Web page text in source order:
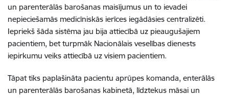
un parenterālās barošanas maisījumus un to ievadei
nepieciešamās medicīniskās ierīces iegādāsies centralizēti.
Iepriekš šāda sistēma jau bija attiecībā uz pieaugušajiem
pacientiem, bet turpmāk Nacionālais veselības dienests
iepirkumu veiks attiecībā uz visiem pacientiem.
Tāpat tiks paplašināta pacientu aprūpes komanda, enterālās
un parenterālās barošanas kabinetā, līdztekus māsai un